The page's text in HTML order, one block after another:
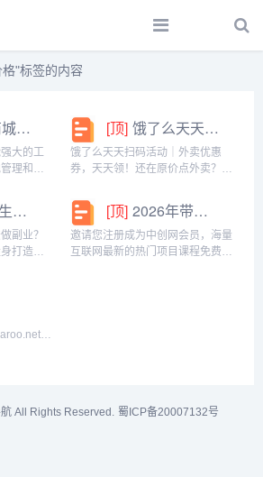
"标签的内容
购买商城
大的工
理和操
转发和
件使得
片或其
[顶] 饿了么天天扫码活动｜外卖优惠券，天天领！
饿了么天天扫码活动｜外卖优惠
券，天天领！还在原价点外卖？你
码活动」，用微信扫一扫，就能领
外卖专属优惠券，先领券再下单，
省钱更划算！优惠覆盖全场景早餐
汉堡、午餐快餐、晚餐炸...
也能赚
副业？
打造！
能在这
。成为
间：带
[顶] 2026年带你闷声赚大钱，轻松月赚1000+
邀请您注册成为中创网会员，海量
互联网最新的热门项目课程免费学
）
业机构以
All Rights Reserved. 蜀ICP备20007132号